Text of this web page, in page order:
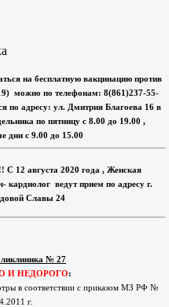
на бесплатную вакцинацию против
можно по телефонам: 8(861)237-55-
по адресу: ул. Дмитрия Благоева 16 в
по пятницу с 8.00 до 19.00 ,
дни с 9.00 до 15.00
августа 2020 года , Женская
кардиолог ведут прием по адресу г.
Славы 24
№ 27
И НЕДОРОГО:
в соответствии с приказом МЗ РФ №
г.